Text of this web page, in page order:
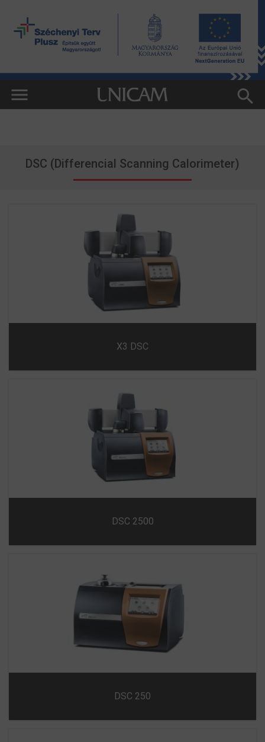
DSC (Differencial Scanning Calorimeter)
X3 DSC
DSC 2500
DSC 250